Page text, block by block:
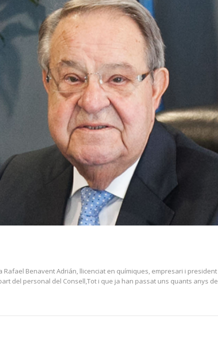
Benavent Adrián, llicenciat en químiques, empresari i
del personal del Consell,Tot i que ja han passat uns quants anys